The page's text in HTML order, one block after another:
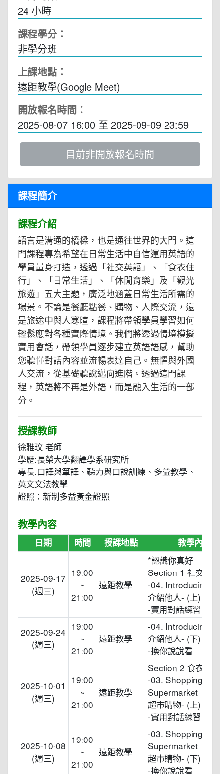
24 小時
課程學分：
非學分班
上課地點：
遠距教學(Google Meet)
開放報名時間：
2025-08-07 16:00 至 2025-09-09 23:59
目前非開放報名時間
課程簡介
課程介紹
語言是溝通的橋樑，也是通往世界的大門。這
門課程專為希望在日常生活中自信運用英語的
學員量身打造，透過「社交英語」、「食衣住
行」、「日常生活」、「休閒育樂」及「觀光
旅遊」五大主題，廣泛地涵蓋日常生活所需的
場景。不論是餐廳點餐、購物、人際交流，還
是旅途中與人寒暄，課程將帶領學員學習如何
輕鬆應對各種實際情境。我們將透過情境模擬
實用會話，帶領學員逐步建立英語語感，幫助
您聽懂對話內容並流暢表達自己。無懼與外國
人交流，從基礎聽說邁向進階。透過這門課
程，英語將不再是外語，而是融入生活的一部
分。
授課教師
徐雅玟 老師
學歷:長榮大學翻譯學系研究所
專長:口譯與筆譯、聽力與口說訓練、多益教學、
英文文法教學
證照：新制多益黃金證照
教學內容
日期 時間 授課地點 教學內容
2025-09-17
(週三)
19:00
~
21:00
遠距教學
*認識你真好
Section 1 社交英語
-04. Introducing
介紹他人- (上)
-實用對話練習
2025-09-24
(週三)
19:00
~
21:00
遠距教學
-04. Introducing
介紹他人- (下)
-換你說說看
2025-10-01
(週三)
19:00
~
21:00
遠距教學
Section 2 食衣住行
-03. Shopping at a
Supermarket
超市購物- (上)
-實用對話練習
2025-10-08
(週三)
19:00
~
21:00
遠距教學
-03. Shopping at a
Supermarket
超市購物- (下)
-換你說說看